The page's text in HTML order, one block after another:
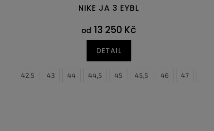
47,5
NIKE JA 3 EYBL
od 13 250 Kč
DETAIL
42,5 43 44 44,5 45 45,5 46 47